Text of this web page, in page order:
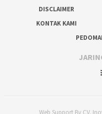
DISCLAIMER
KONTAK KAMI
Web Support By CV.